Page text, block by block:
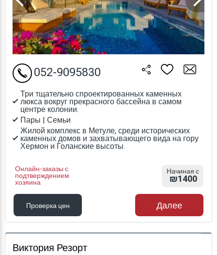
Три тщательно спроектированных каменных
люкса вокруг прекрасного бассейна в самом
центре колонии.
Пары | Семьи
Жилой комплекс в Метуле, среди исторических
каменных домов и захватывающего вида на гору
Хермон и Голанские высоты.
Онлайн-заказы с
подтверждением
хозяина
052-9095830
Начиная с
₪1400
Проверка цен
Проверка цен
Далее
Виктория Резорт